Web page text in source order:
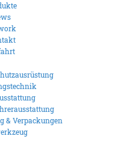
& Verpackungen